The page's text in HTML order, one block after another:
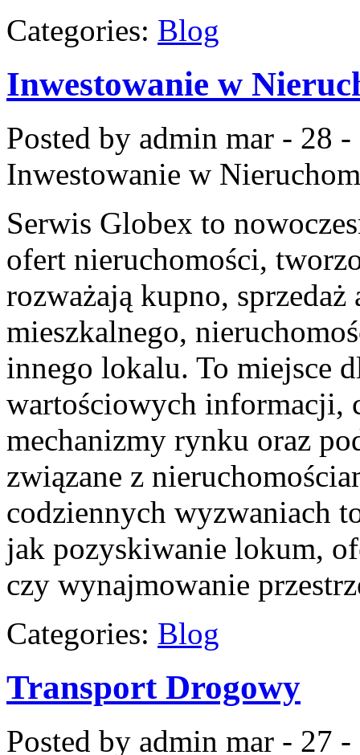
Categories: Blog
Inwestowanie w
Posted by admin mar - 28 -
Inwestowanie w
Serwis Globex to
ofert nieruchomości,
rozważają kupno,
mieszkalnego,
innego lokalu. To miejsce
wartościowych informacji,
mechanizmy rynku oraz
związane z
codziennych wyzwaniach
jak pozyskiwanie lokum,
czy wynajmowanie
Categories: Blog
Transport Drogowy
Posted by admin mar - 27 -